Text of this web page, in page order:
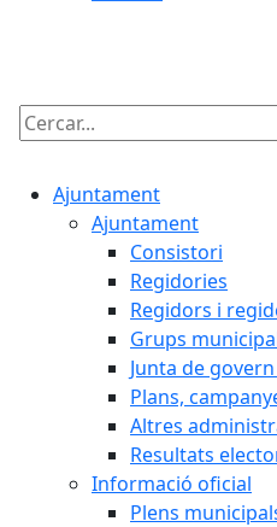
Cercar:
Ajuntament
Ajuntament
Consistori
Regidories
Regidors i
Grups
Junta de
Plans,
Altres
Resultats
Informació oficial
Plens